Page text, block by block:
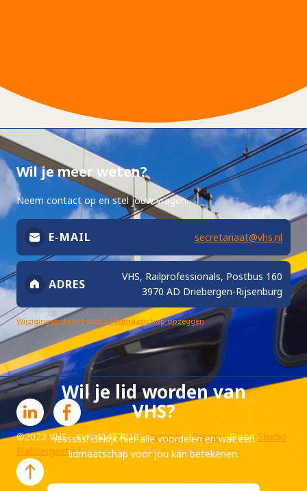
Wil je lid worden van
VHS?
Yesssss! Bekijk hier alle voordelen en wat een
lidmaatschap voor jou kan betekenen.
Wil je meer weten?
Neem contact op en stel jouw vragen.
E-MAIL secretariaat@vhs.nl
ADRES
VHS, Railprofessionals, Postbus 160
3970 AD Driebergen-Rijsenburg
Wijzigingen doorgeven of lidmaatschap opzeggen
©2022 VHS KvK 40477010Statuten PrivacyDoor: Studio
Flabbergasted